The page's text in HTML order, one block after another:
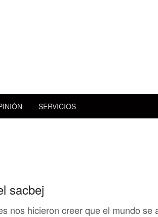
SERVICIOS
sacbej
nos hicieron creer que el mundo se